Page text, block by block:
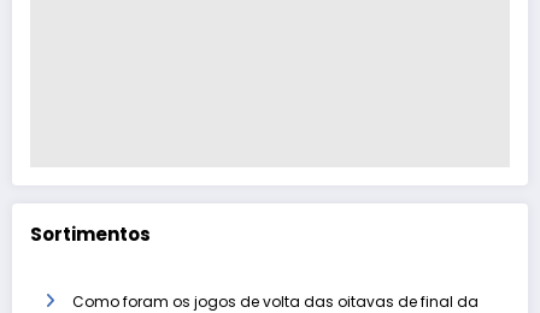
Sortimentos
Como foram os jogos de volta das oitavas de final da